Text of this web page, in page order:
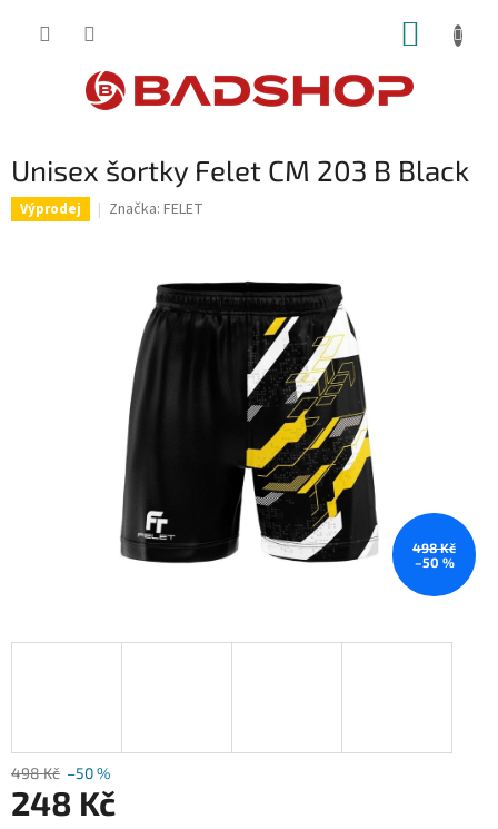
Unisex šortky Felet CM 203 B Black
Výprodej Značka: FELET
498 Kč
–50 %
498 Kč –50 %
248 Kč